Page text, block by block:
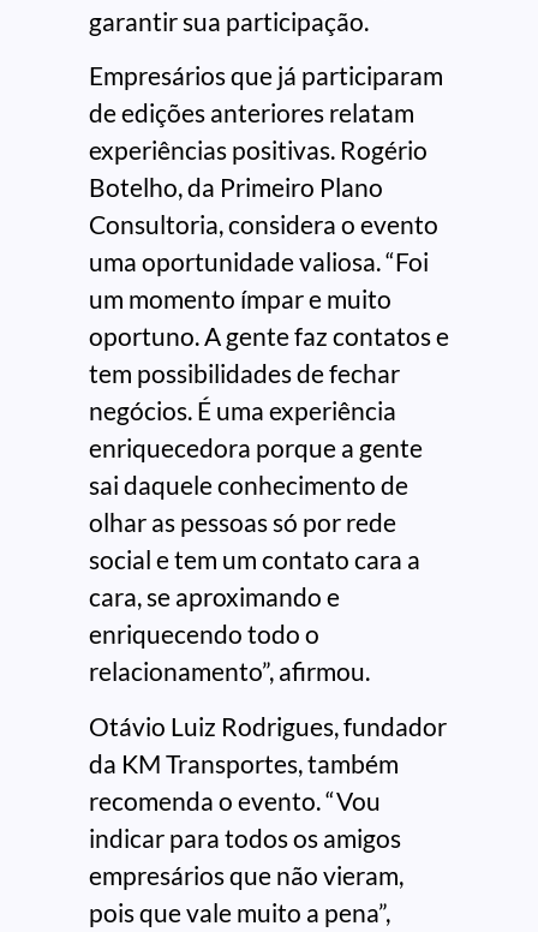
garantir sua participação.
Empresários que já participaram
de edições anteriores relatam
experiências positivas. Rogério
Botelho, da Primeiro Plano
Consultoria, considera o evento
uma oportunidade valiosa. “Foi
um momento ímpar e muito
oportuno. A gente faz contatos e
tem possibilidades de fechar
negócios. É uma experiência
enriquecedora porque a gente
sai daquele conhecimento de
olhar as pessoas só por rede
social e tem um contato cara a
cara, se aproximando e
enriquecendo todo o
relacionamento”, afirmou.
Otávio Luiz Rodrigues, fundador
da KM Transportes, também
recomenda o evento. “Vou
indicar para todos os amigos
empresários que não vieram,
pois que vale muito a pena”,